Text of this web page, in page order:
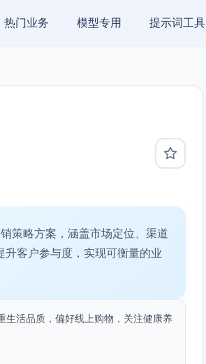
热门业务 模型专用 提示词工具
策略方案，涵盖市场定位、渠道
客户参与度，实现可衡量的业
活品质，偏好线上购物，关注健康养